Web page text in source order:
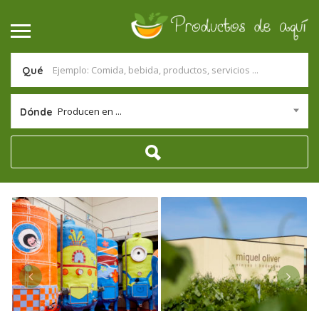
Qué
Dónde Producen en ...